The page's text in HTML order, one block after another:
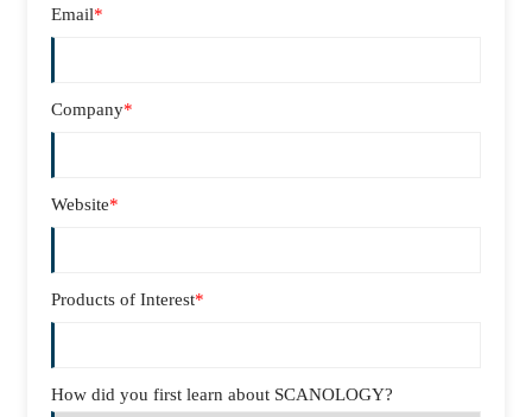
Email*
Company*
Website*
Products of Interest*
How did you first learn about SCANOLOGY?